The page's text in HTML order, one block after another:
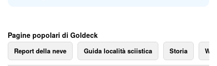
Pagine popolari di Goldeck
Report della neve Guida località sciistica Storia